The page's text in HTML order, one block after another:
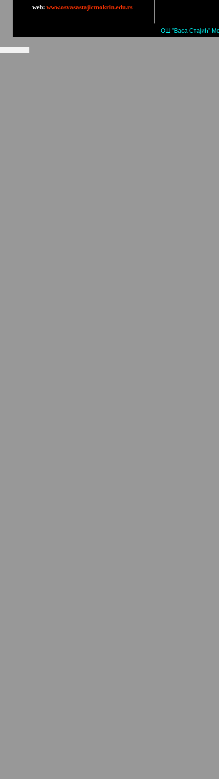
web: www.osvasastajicmokrin.edu.rs
ОШ "Васа Стајић"